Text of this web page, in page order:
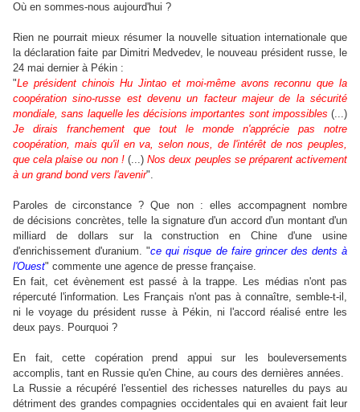
Où en sommes-nous aujourd'hui ?
Rien ne pourrait mieux résumer la nouvelle situation internationale que
la déclaration faite par Dimitri Medvedev, le nouveau président russe, le
24 mai dernier à Pékin :
"Le président chinois Hu Jintao et moi-même avons reconnu que la
coopération sino-russe est devenu un facteur majeur de la sécurité
mondiale, sans laquelle les décisions importantes sont impossibles (...)
Je
dirais franchement que tout le monde n'apprécie pas notre
coopération, mais qu'il en va, selon nous, de l'intérêt de nos peuples,
que cela plaise ou non !(...)Nos deux peuples se préparent activement
à un grand bond vers l'avenir".
Paroles de circonstance ? Que non : elles accompagnent nombre
de décisions concrètes, telle la signature d'un accord d'un montant d'un
milliard de dollars sur la construction en Chine d'une usine
d'enrichissement d'uranium. "ce qui risque de faire grincer des dents à
l'Ouest" commente une agence de presse française.
En fait, cet évènement est passé à la trappe. Les médias n'ont pas
répercuté l'information. Les Français n'ont pas à connaître, semble-t-il,
ni le voyage du président russe à Pékin, ni l'accord réalisé entre les
deux pays. Pourquoi ?
En fait, cette copération prend appui sur les bouleversements
accomplis, tant en Russie qu'en Chine, au cours des dernières années.
La Russie a récupéré l'essentiel des richesses naturelles du pays au
détriment des grandes compagnies occidentales qui en avaient fait leur